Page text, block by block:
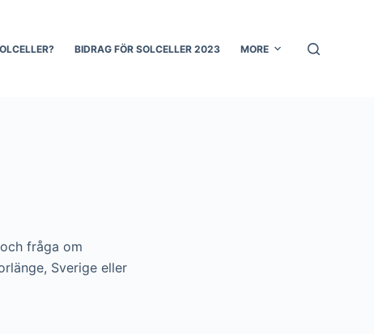
BIDRAG FÖR SOLCELLER 2023 MORE
fråga om
Sverige eller